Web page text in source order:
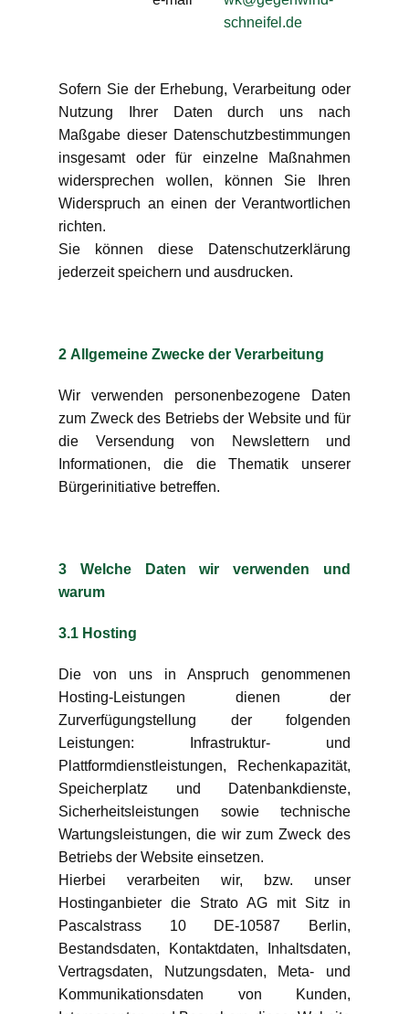
schneifel.de
Sofern Sie der Erhebung, Verarbeitung oder
Nutzung Ihrer Daten durch uns nach
Maßgabe dieser Datenschutzbestimmungen
insgesamt oder für einzelne Maßnahmen
widersprechen wollen, können Sie Ihren
Widerspruch an einen der Verantwortlichen
richten.
Sie können diese Datenschutzerklärung
jederzeit speichern und ausdrucken.
2 Allgemeine Zwecke der Verarbeitung
Wir verwenden personenbezogene Daten
zum Zweck des Betriebs der Website und für
die Versendung von Newslettern und
Informationen, die die Thematik unserer
Bürgerinitiative betreffen.
3 Welche Daten wir verwenden und
warum
3.1 Hosting
Die von uns in Anspruch genommenen
Hosting-Leistungen dienen der
Zurverfügungstellung der folgenden
Leistungen: Infrastruktur- und
Plattformdienstleistungen, Rechenkapazität,
Speicherplatz und Datenbankdienste,
Sicherheitsleistungen sowie technische
Wartungsleistungen, die wir zum Zweck des
Betriebs der Website einsetzen.
Hierbei verarbeiten wir, bzw. unser
Hostinganbieter die Strato AG mit Sitz in
Pascalstrass 10 DE-10587 Berlin,
Bestandsdaten, Kontaktdaten, Inhaltsdaten,
Vertragsdaten, Nutzungsdaten, Meta- und
Kommunikationsdaten von Kunden,